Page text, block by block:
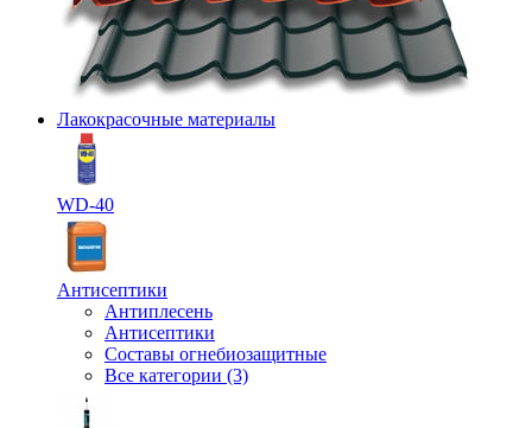
Лакокрасочные материалы
WD-40
Антисептики
Антиплесень
Антисептики
Составы огнебиозащитные
Все категории (3)